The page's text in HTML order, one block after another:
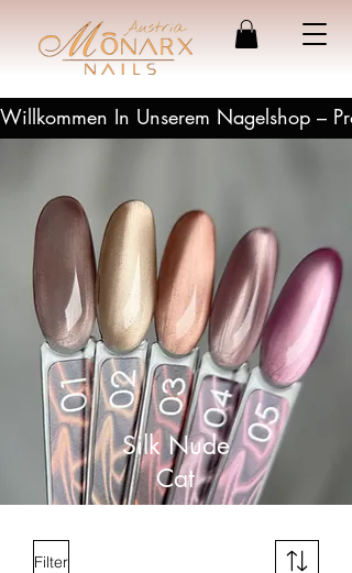
Willkommen In Unserem Nagelshop –
Silk Nude
Cat
Filter